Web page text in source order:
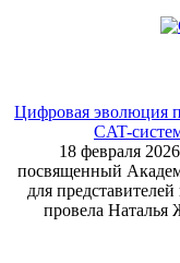
Цифровая эволюция
CAT-
18 февраля
посвященный
для
провела Наталья